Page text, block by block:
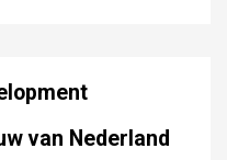
van Nederland